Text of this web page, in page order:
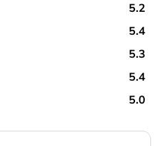
5.2
5.4
5.3
5.4
5.0